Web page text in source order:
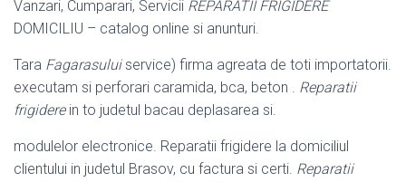
Vanzari, Cumparari, Servicii REPARATII FRIGIDERE
DOMICILIU – catalog online si anunturi.
Tara Fagarasuluiservice) firma agreata de toti importatorii.
executam si perforari caramida, bca, beton . Reparatii
frigiderein to judetul bacau deplasarea si.
modulelor electronice. Reparatii frigidere la domiciliul
clientului in judetul Brasov, cu factura si certi. Reparatii